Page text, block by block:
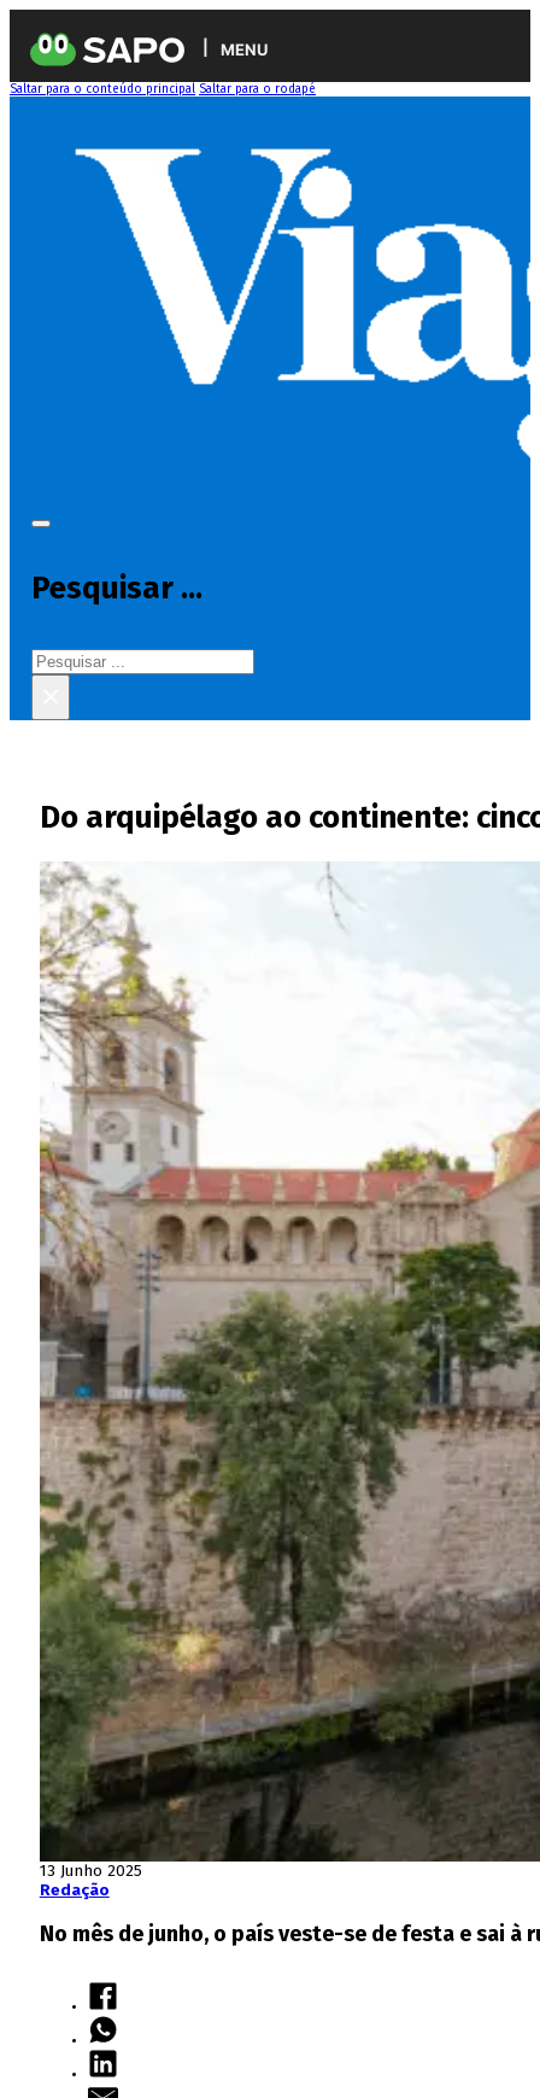
MENU
Saltar para o conteúdo principal Saltar para o rodapé
Pesquisar ...
Pesquisar
Do arquipélago ao continente:
13 Junho 2025
Redação
No mês de junho, o país veste-se de festa e sai à